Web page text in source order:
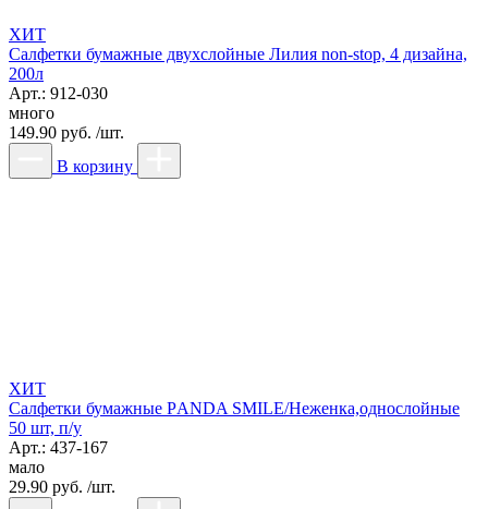
ХИТ
Салфетки бумажные двухслойные Лилия non-stop, 4 дизайна,
200л
Арт.: 912-030
много
149.90 руб. /шт.
В корзину
ХИТ
Салфетки бумажные РANDA SMILE/Неженка,однослойные
50 шт, п/у
Арт.: 437-167
мало
29.90 руб. /шт.